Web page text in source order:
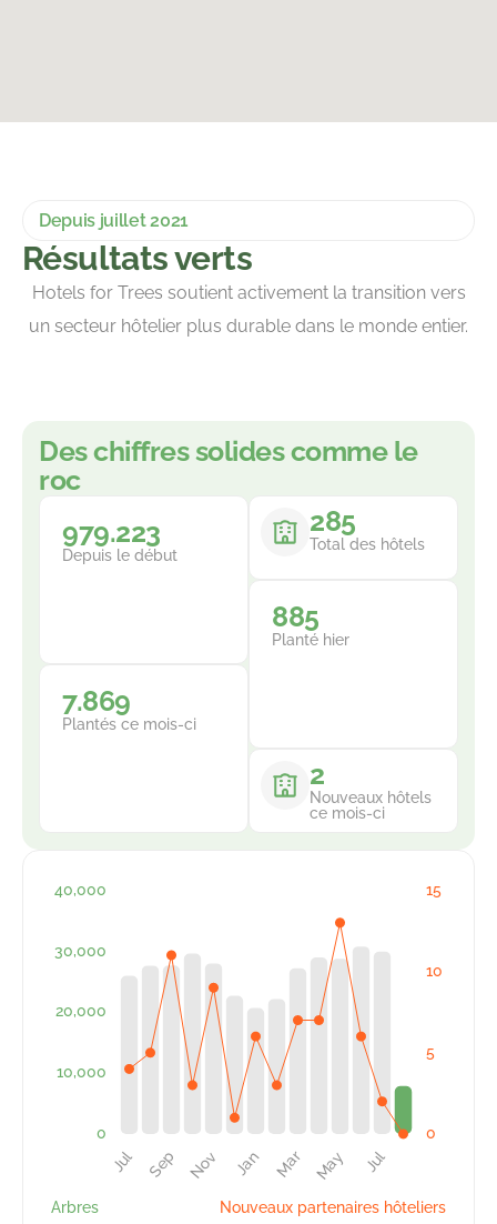
Depuis juillet 2021
Résultats verts
Hotels for Trees soutient activement la transition vers
un secteur hôtelier plus durable dans le monde entier.
Des chiffres solides comme le
roc
Depuis le début
991.228 Total des hôtels
285
Planté hier
885
Plantés ce mois-ci
7.869
Nouveaux hôtels
ce mois-ci
2
Arbres Nouveaux partenaires hôteliers